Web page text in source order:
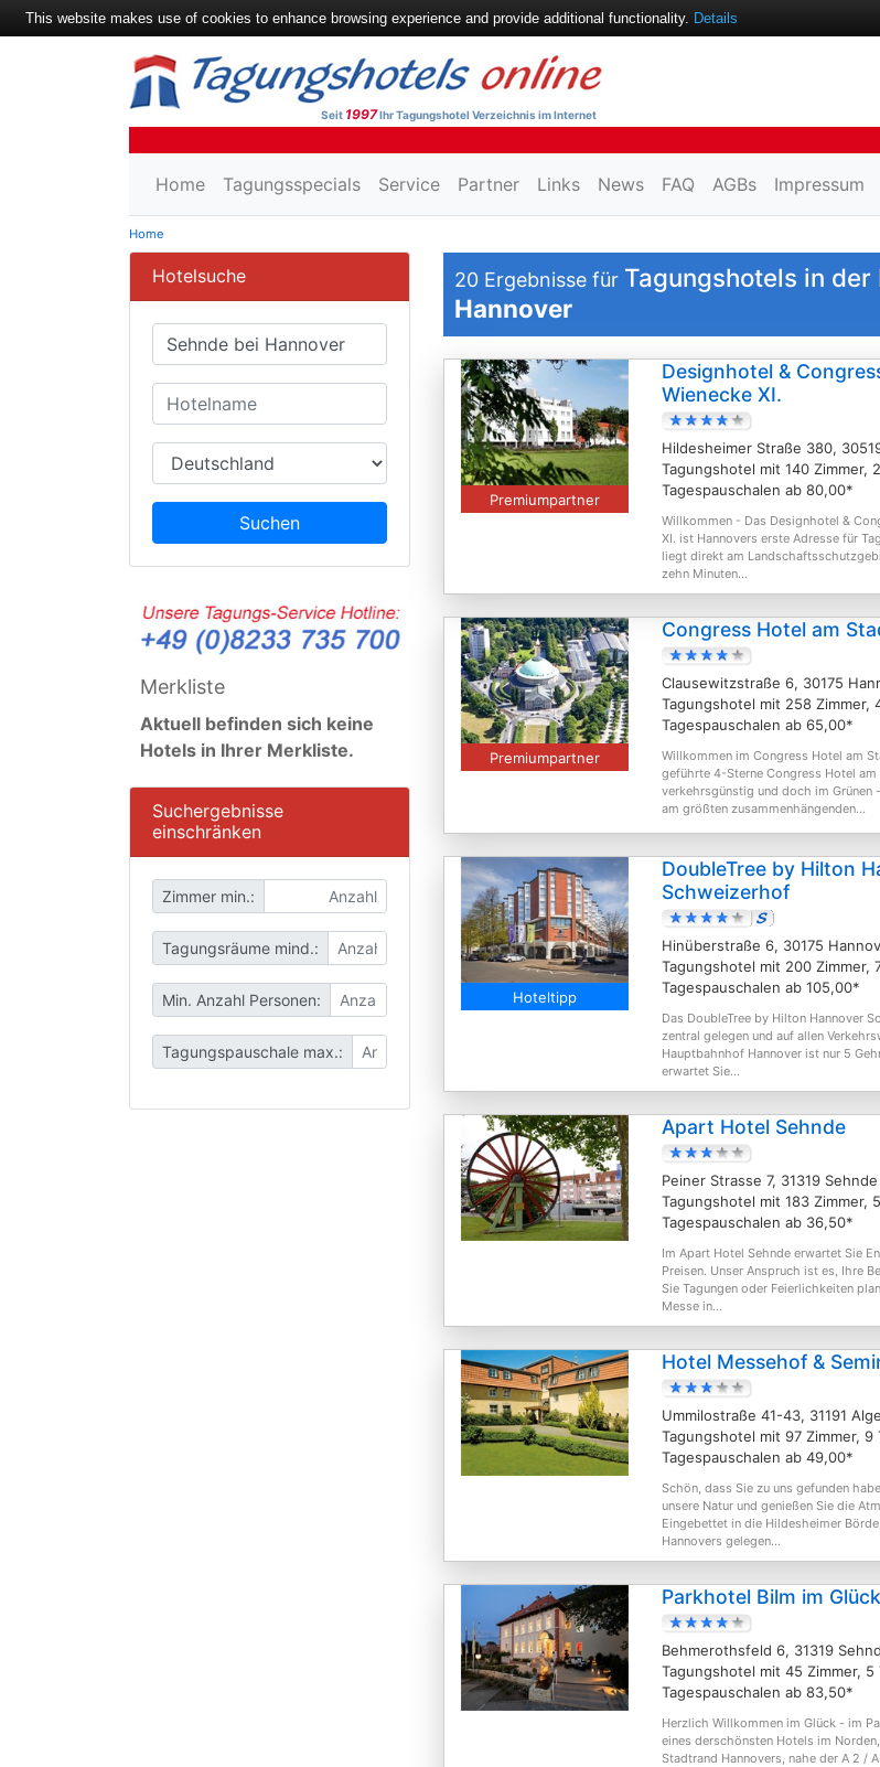
Seit 1997Ihr Tagungshotel Verzeichnis im Internet
Home Tagungsspecials Service Partner Links News FAQ AGBs Impressum
Home
Hotelsuche
Suchen
Merkliste
Aktuell befinden sich keine
Hotels in Ihrer Merkliste.
Suchergebnisse
einschränken
Zimmer min.:
Tagungsräume mind.:
Min. Anzahl Personen:
Tagungspauschale max.:
20 Ergebnisse für Tagungshotels in der
Hannover
Premiumpartner
Designhotel &
Wienecke XI.
Hildesheimer Straße 380,
Tagungshotel mit 140 Zimmer,
Tagespauschalen ab 80,00*
Willkommen - Das Designhotel &
XI. ist Hannovers erste Adresse für
liegt direkt am
zehn Minuten...
Premiumpartner
Congress Hotel am
Clausewitzstraße 6, 30175
Tagungshotel mit 258 Zimmer,
Tagespauschalen ab 65,00*
Willkommen im Congress Hotel am
geführte 4-Sterne Congress Hotel
verkehrsgünstig und doch im Grünen
am größten zusammenhängenden...
Hoteltipp
DoubleTree by Hilton
Schweizerhof
Hinüberstraße 6, 30175
Tagungshotel mit 200 Zimmer,
Tagespauschalen ab 105,00*
Das DoubleTree by Hilton Hannover
zentral gelegen und auf allen
Hauptbahnhof Hannover ist nur 5
erwartet Sie...
Apart Hotel Sehnde
Peiner Strasse 7, 31319 Sehnde
Tagungshotel mit 183 Zimmer,
Tagespauschalen ab 36,50*
Im Apart Hotel Sehnde erwartet Sie
Preisen. Unser Anspruch ist es, Ihre
Sie Tagungen oder Feierlichkeiten
Messe in...
Hotel Messehof &
Ummilostraße 41-43, 31191
Tagungshotel mit 97 Zimmer, 9
Tagespauschalen ab 49,00*
Schön, dass Sie zu uns gefunden
unsere Natur und genießen Sie die
Eingebettet in die Hildesheimer
Hannovers gelegen...
Parkhotel Bilm im Glück
Behmerothsfeld 6, 31319
Tagungshotel mit 45 Zimmer, 5
Tagespauschalen ab 83,50*
Herzlich Willkommen im Glück - im
eines derschönsten Hotels im
Stadtrand Hannovers, nahe der A 2 /
This website makes use of cookies to enhance browsing experience and provide additional functionality. Details